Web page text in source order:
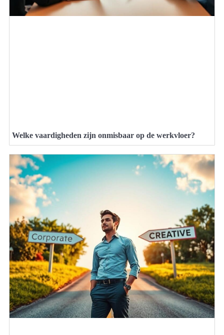
Welke vaardigheden zijn onmisbaar op de werkvloer?